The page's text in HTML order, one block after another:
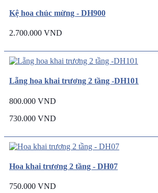
Kệ hoa chúc mừng - DH900
2.700.000 VND
Lẵng hoa khai trương 2 tầng -DH101
800.000 VND
730.000 VND
Hoa khai trương 2 tầng - DH07
750.000 VND